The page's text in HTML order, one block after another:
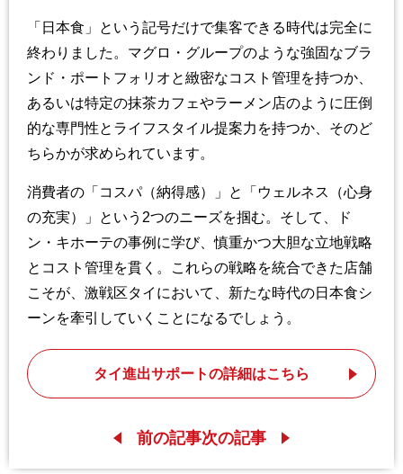
「日本食」という記号だけで集客できる時代は完全に
終わりました。マグロ・グループのような強固なブラ
ンド・ポートフォリオと緻密なコスト管理を持つか、
あるいは特定の抹茶カフェやラーメン店のように圧倒
的な専門性とライフスタイル提案力を持つか、そのど
ちらかが求められています。
消費者の「コスパ（納得感）」と「ウェルネス（心身
の充実）」という2つのニーズを掴む。そして、ド
ン・キホーテの事例に学び、慎重かつ大胆な立地戦略
とコスト管理を貫く。これらの戦略を統合できた店舗
こそが、激戦区タイにおいて、新たな時代の日本食シ
ーンを牽引していくことになるでしょう。
タイ進出サポートの詳細はこちら
前の記事次の記事